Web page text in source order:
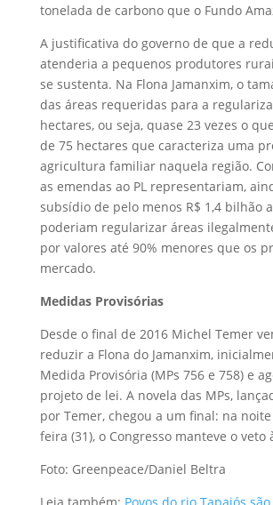
tonelada de carbono que o Fundo
A justificativa do governo de que a
atenderia a pequenos produtores
se sustenta. Na Flona Jamanxim, o
das áreas requeridas para a
hectares, ou seja, quase 23 vezes o
de 75 hectares que caracteriza uma
agricultura familiar naquela região.
as emendas ao PL representariam,
subsídio de pelo menos R$ 1,4 bilhão
poderiam regularizar áreas
por valores até 90% menores que os
mercado.
Medidas Provisórias
Desde o final de 2016 Michel Temer
reduzir a Flona do Jamanxim,
Medida Provisória (MPs 756 e 758) e
projeto de lei. A novela das MPs,
por Temer, chegou a um final: na
feira (31), o Congresso manteve o veto
Foto: Greenpeace/Daniel Beltra